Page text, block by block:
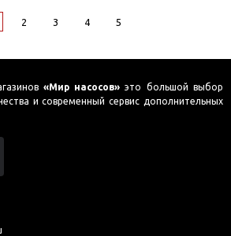
2 3 4 5
«Мир насосов» это большой выбор
и современный сервис дополнительных